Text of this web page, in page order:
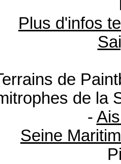
Plus d'infos
de
de la
-
Seine